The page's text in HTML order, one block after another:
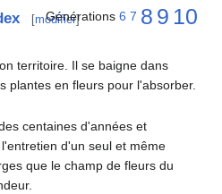
[modifier]
Générations 6 7 8 9 10
territoire. Il se baigne dans
plantes en fleurs pour l'absorber.
centaines d'années et
d'un seul et même
que le champ de fleurs du